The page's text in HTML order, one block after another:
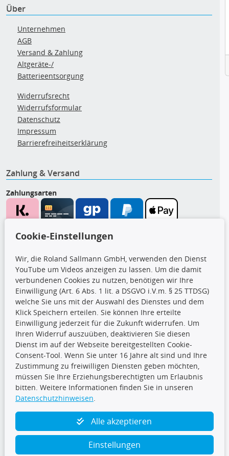
Über
Unternehmen
AGB
Versand & Zahlung
Altgeräte-/
Batterieentsorgung
Widerrufsrecht
Widerrufsformular
Datenschutz
Impressum
Barrierefreiheitserklärung
Zahlung & Versand
Zahlungsarten
CARAT Gruppe
Folge uns
TecDoc Inside
Cookie-Einstellungen
Wir, die Roland Sallmann GmbH, verwenden den Dienst
YouTube um Videos anzeigen zu lassen. Um die damit
verbundenen Cookies zu nutzen, benötigen wir Ihre
Einwilligung (Art. 6 Abs. 1 lit. a DSGVO i.V.m. § 25 TTDSG)
welche Sie uns mit der Auswahl des Dienstes und dem
Klick Speichern erteilen. Sie können Ihre erteilte
Einwilligung jederzeit für die Zukunft widerrufen. Um
Ihren Widerruf auszuüben, deaktivieren Sie diesen
Dienst im auf der Webseite bereitgestellten Cookie-
Consent-Tool. Wenn Sie unter 16 Jahre alt sind und Ihre
Zustimmung zu freiwilligen Diensten geben möchten,
müssen Sie Ihre Erziehungsberechtigten um Erlaubnis
bitten. Weitere Informationen finden Sie in unseren
Datenschutzhinweisen.
Alle akzeptieren
Einstellungen